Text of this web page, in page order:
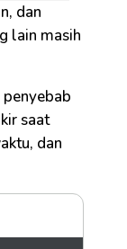
dan
lain masih
saat
dan